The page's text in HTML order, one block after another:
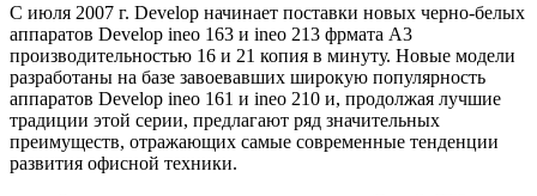
С июля 2007 г. Develop начинает поставки новых черно-белых
аппаратов Develop ineo 163 и ineo 213 фрмата A3
производительностью 16 и 21 копия в минуту. Новые модели
разработаны на базе завоевавших широкую популярность
аппаратов Develop ineo 161 и ineo 210 и, продолжая лучшие
традиции этой серии, предлагают ряд значительных
преимуществ, отражающих самые современные тенденции
развития офисной техники.